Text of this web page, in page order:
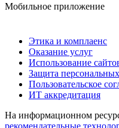
Мобильное приложение
Этика и комплаенс
Оказание услуг
Использование
Защита
Пользовательское
ИТ аккредитация
На информационном
рекомендательные